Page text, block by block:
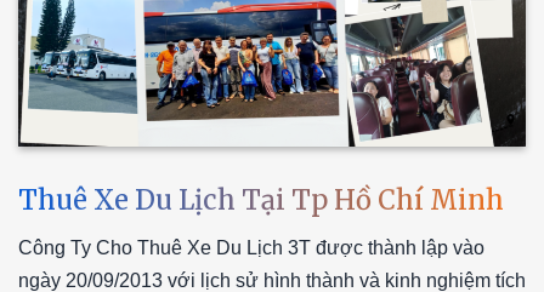
Thuê Xe Du Lịch Tại Tp Hồ Chí Minh
Công Ty Cho Thuê Xe Du Lịch 3T được thành lập vào
ngày 20/09/2013 với lịch sử hình thành và kinh nghiệm tích